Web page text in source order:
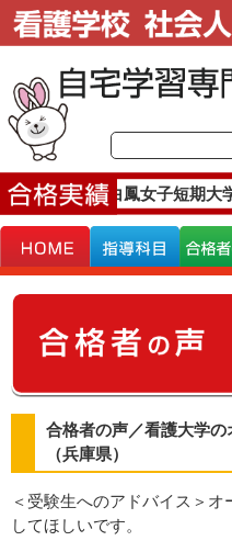
実績です。白鳳女子短期大
合格者の声／看護大学の
（兵庫県）
＜受験生へのアドバイス＞
してほしいです。